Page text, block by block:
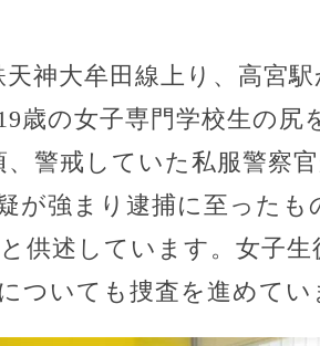
神大牟田線上り、高宮
歳の女子専門学校生の尻
警戒していた私服警察
が強まり逮捕に至ったも
供述しています。女子
ついても捜査を進めてい